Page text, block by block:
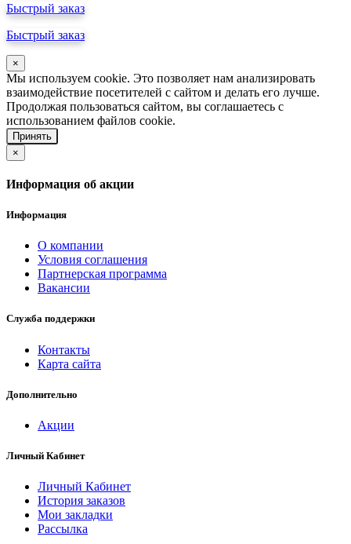
Быстрый заказ
Быстрый заказ
×
Мы используем cookie. Это позволяет нам анализировать
взаимодействие посетителей с сайтом и делать его лучше.
Продолжая пользоваться сайтом, вы соглашаетесь с
использованием файлов cookie.
Принять
×
Информация об акции
Информация
О компании
Условия соглашения
Партнерская программа
Вакансии
Служба поддержки
Контакты
Карта сайта
Дополнительно
Акции
Личный Кабинет
Личный Кабинет
История заказов
Мои закладки
Рассылка